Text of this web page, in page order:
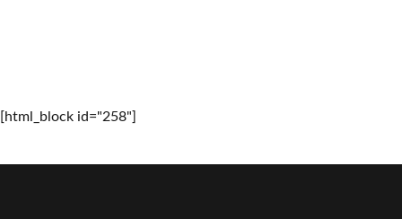
[html_block id="258"]